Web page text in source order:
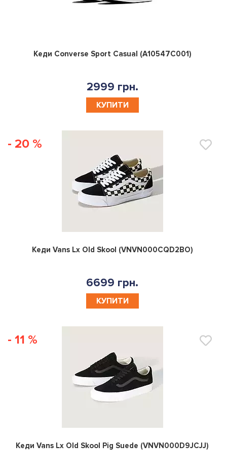
0
Кеди Converse Sport Casual (A10547C001)
2999 грн.
КУПИТИ
- 20 %
0
Кеди Vans Lx Old Skool (VNVN000CQD2BO)
6699 грн.
КУПИТИ
- 11 %
0
Кеди Vans Lx Old Skool Pig Suede (VNVN000D9JCJJ)